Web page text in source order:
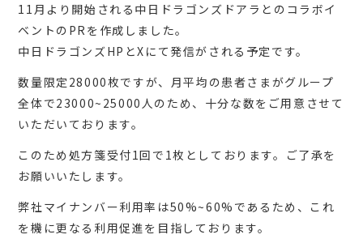
11月より開始される中日ドラゴンズドアラとのコラボイ
ベントのPRを作成しました。
中日ドラゴンズHPとXにて発信がされる予定です。
数量限定28000枚ですが、月平均の患者さまがグループ
全体で23000~25000人のため、十分な数をご用意させて
いただいております。
このため処方箋受付1回で1枚としております。ご了承を
お願いいたします。
弊社マイナンバー利用率は50%~60%であるため、これ
を機に更なる利用促進を目指しております。